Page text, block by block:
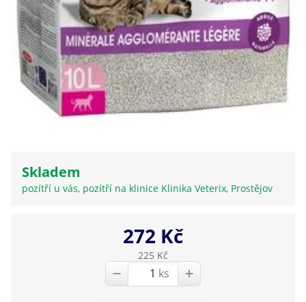
Skladem
pozítří u vás, pozítří na klinice Klinika Veterix, Prostějov
272 Kč
225 Kč
ks